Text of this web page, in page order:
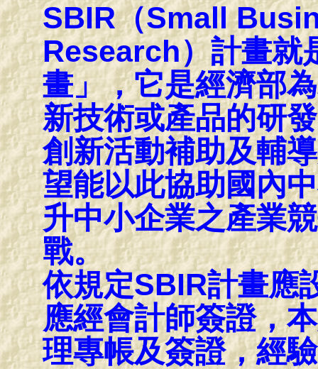
SBIR（Small
Research）計畫就
畫」，它是經濟部
新技術或產品的研
創新活動補助及輔
望能以此協助國內
升中小企業之產業
戰。
依規定SBIR計畫應
應經會計師簽證，
理專帳及簽證，經